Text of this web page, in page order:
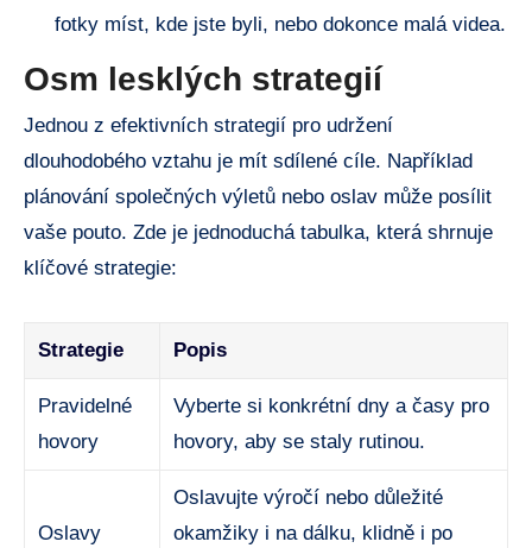
fotky míst, kde jste byli, nebo dokonce malá videa.
Osm lesklých strategií
Jednou z efektivních strategií pro udržení
dlouhodobého vztahu je mít sdílené cíle. Například
plánování společných výletů nebo oslav může posílit
vaše pouto. Zde je jednoduchá tabulka, která shrnuje
klíčové strategie:
Strategie Popis
Pravidelné
hovory
Vyberte si konkrétní dny a časy pro
hovory, aby se staly rutinou.
Oslavy
Oslavujte výročí nebo důležité
okamžiky i na dálku, klidně i po